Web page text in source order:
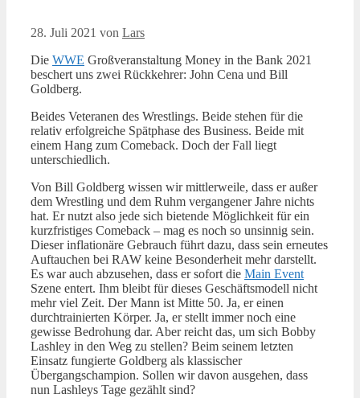
28. Juli 2021 von Lars
Die WWE Großveranstaltung Money in the Bank 2021
beschert uns zwei Rückkehrer: John Cena und Bill
Goldberg.
Beides Veteranen des Wrestlings. Beide stehen für die
relativ erfolgreiche Spätphase des Business. Beide mit
einem Hang zum Comeback. Doch der Fall liegt
unterschiedlich.
Von Bill Goldberg wissen wir mittlerweile, dass er außer
dem Wrestling und dem Ruhm vergangener Jahre nichts
hat. Er nutzt also jede sich bietende Möglichkeit für ein
kurzfristiges Comeback – mag es noch so unsinnig sein.
Dieser inflationäre Gebrauch führt dazu, dass sein erneutes
Auftauchen bei RAW keine Besonderheit mehr darstellt.
Es war auch abzusehen, dass er sofort die Main Event
Szene entert. Ihm bleibt für dieses Geschäftsmodell nicht
mehr viel Zeit. Der Mann ist Mitte 50. Ja, er einen
durchtrainierten Körper. Ja, er stellt immer noch eine
gewisse Bedrohung dar. Aber reicht das, um sich Bobby
Lashley in den Weg zu stellen? Beim seinem letzten
Einsatz fungierte Goldberg als klassischer
Übergangschampion. Sollen wir davon ausgehen, dass
nun Lashleys Tage gezählt sind?